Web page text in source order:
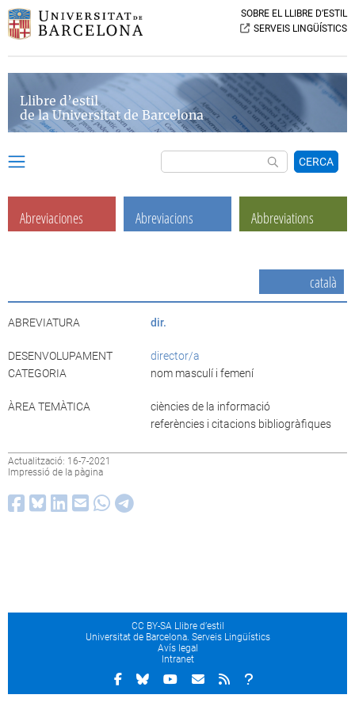
SOBRE EL LLIBRE D’ESTIL
SERVEIS LINGÜÍSTICS
Llibre d’estil
de la Universitat de Barcelona
CERCA
Abreviaciones Abreviacions Abbreviations
català
ABREVIATURA dir.
DESENVOLUPAMENT
director/a
CATEGORIA
nom masculí i femení
ÀREA TEMÀTICA
ciències de la informació
referències i citacions bibliogràfiques
Actualització: 16-7-2021
Impressió de la pàgina
CC BY-SA Llibre d’estil
Universitat de Barcelona. Serveis Lingüístics
Avís legal
Intranet